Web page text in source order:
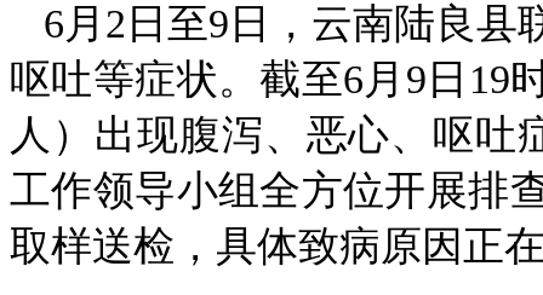
6月2日至9日，云南陆良县
呕吐等症状。截至6月9日19
人）出现腹泻、恶心、呕吐
工作领导小组全方位开展排
取样送检，具体致病原因正